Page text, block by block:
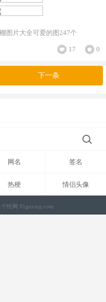
图片大全可爱的图247个
17 0
下一条
网名 签名
热梗 情侣头像
个性网 91gexing.com